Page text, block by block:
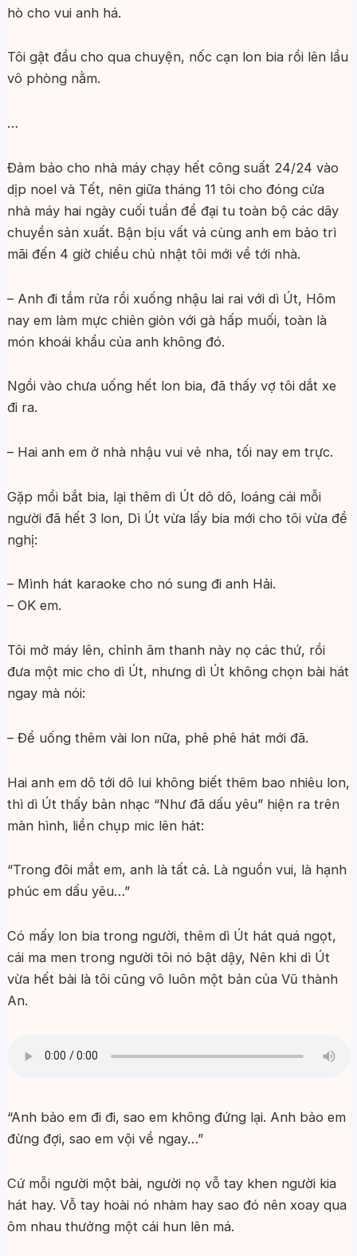
hò cho vui anh há.
Tôi gật đầu cho qua chuyện, nốc cạn lon bia rồi lên lầu
vô phòng nằm.
…
Đảm bảo cho nhà máy chạy hết công suất 24/24 vào
dịp noel và Tết, nên giữa tháng 11 tôi cho đóng cửa
nhà máy hai ngày cuối tuần để đại tu toàn bộ các dây
chuyền sản xuất. Bận bịu vất vả cùng anh em bảo trì
mãi đến 4 giờ chiều chủ nhật tôi mới về tới nhà.
– Anh đi tắm rửa rồi xuống nhậu lai rai với dì Út, Hôm
nay em làm mực chiên giòn với gà hấp muối, toàn là
món khoái khẩu của anh không đó.
Ngồi vào chưa uống hết lon bia, đã thấy vợ tôi dắt xe
đi ra.
– Hai anh em ở nhà nhậu vui vẻ nha, tối nay em trực.
Gặp mồi bắt bia, lại thêm dì Út dô dô, loáng cái mỗi
người đã hết 3 lon, Dì Út vừa lấy bia mới cho tôi vừa đề
nghị:
– Mình hát karaoke cho nó sung đi anh Hải.
– OK em.
Tôi mở máy lên, chỉnh âm thanh này nọ các thứ, rồi
đưa một mic cho dì Út, nhưng dì Út không chọn bài hát
ngay mà nói:
– Để uống thêm vài lon nữa, phê phê hát mới đã.
Hai anh em dô tới dô lui không biết thêm bao nhiêu lon,
thì dì Út thấy bản nhạc “Như đã dấu yêu” hiện ra trên
màn hình, liền chụp mic lên hát:
“Trong đôi mắt em, anh là tất cả. Là nguồn vui, là hạnh
phúc em dấu yêu…”
Có mấy lon bia trong người, thêm dì Út hát quá ngọt,
cái ma men trong người tôi nó bật dậy, Nên khi dì Út
vừa hết bài là tôi cũng vô luôn một bản của Vũ thành
An.
“Anh bảo em đi đi, sao em không đứng lại. Anh bảo em
đừng đợi, sao em vội về ngay…”
Cứ mỗi người một bài, người nọ vỗ tay khen người kia
hát hay. Vỗ tay hoài nó nhàm hay sao đó nên xoay qua
ôm nhau thưởng một cái hun lên má.